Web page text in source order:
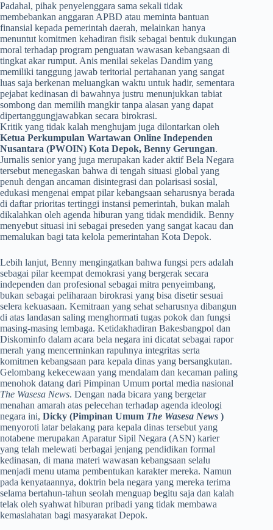
​Padahal, pihak penyelenggara sama sekali tidak
membebankan anggaran APBD atau meminta bantuan
finansial kepada pemerintah daerah, melainkan hanya
menuntut komitmen kehadiran fisik sebagai bentuk dukungan
moral terhadap program penguatan wawasan kebangsaan di
tingkat akar rumput. Anis menilai sekelas Dandim yang
memiliki tanggung jawab teritorial pertahanan yang sangat
luas saja berkenan meluangkan waktu untuk hadir, sementara
pejabat kedinasan di bawahnya justru menunjukkan tabiat
sombong dan memilih mangkir tanpa alasan yang dapat
dipertanggungjawabkan secara birokrasi.
​Kritik yang tidak kalah menghujam juga dilontarkan oleh
Ketua Perkumpulan Wartawan Online Independen
Nusantara (PWOIN) Kota Depok, Benny Gerungan.
Jurnalis senior yang juga merupakan kader aktif Bela Negara
tersebut menegaskan bahwa di tengah situasi global yang
penuh dengan ancaman disintegrasi dan polarisasi sosial,
edukasi mengenai empat pilar kebangsaan seharusnya berada
di daftar prioritas tertinggi instansi pemerintah, bukan malah
dikalahkan oleh agenda hiburan yang tidak mendidik. Benny
menyebut situasi ini sebagai preseden yang sangat kacau dan
memalukan bagi tata kelola pemerintahan Kota Depok.
​Lebih lanjut, Benny mengingatkan bahwa fungsi pers adalah
sebagai pilar keempat demokrasi yang bergerak secara
independen dan profesional sebagai mitra penyeimbang,
bukan sebagai peliharaan birokrasi yang bisa disetir sesuai
selera kekuasaan. Kemitraan yang sehat seharusnya dibangun
di atas landasan saling menghormati tugas pokok dan fungsi
masing-masing lembaga. Ketidakhadiran Bakesbangpol dan
Diskominfo dalam acara bela negara ini dicatat sebagai rapor
merah yang mencerminkan rapuhnya integritas serta
komitmen kebangsaan para kepala dinas yang bersangkutan.
​Gelombang kekecewaan yang mendalam dan kecaman paling
menohok datang dari Pimpinan Umum portal media nasional
The Wasesa News. Dengan nada bicara yang bergetar
menahan amarah atas pelecehan terhadap agenda ideologi
negara ini, Dicky (Pimpinan Umum The Wasesa News )
menyoroti latar belakang para kepala dinas tersebut yang
notabene merupakan Aparatur Sipil Negara (ASN) karier
yang telah melewati berbagai jenjang pendidikan formal
kedinasan, di mana materi wawasan kebangsaan selalu
menjadi menu utama pembentukan karakter mereka. Namun
pada kenyataannya, doktrin bela negara yang mereka terima
selama bertahun-tahun seolah menguap begitu saja dan kalah
telak oleh syahwat hiburan pribadi yang tidak membawa
kemaslahatan bagi masyarakat Depok.